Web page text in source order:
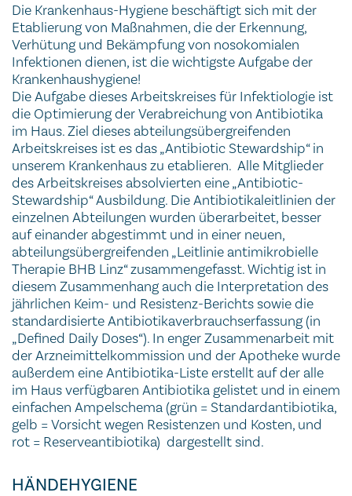
Die Krankenhaus-Hygiene beschäftigt sich mit der
Etablierung von Maßnahmen, die der Erkennung,
Verhütung und Bekämpfung von nosokomialen
Infektionen dienen, ist die wichtigste Aufgabe der
Krankenhaushygiene!
Die Aufgabe dieses Arbeitskreises für Infektiologie ist
die Optimierung der Verabreichung von Antibiotika
im Haus. Ziel dieses abteilungsübergreifenden
Arbeitskreises ist es das „Antibiotic Stewardship“ in
unserem Krankenhaus zu etablieren. Alle Mitglieder
des Arbeitskreises absolvierten eine „Antibiotic-
Stewardship“ Ausbildung. Die Antibiotikaleitlinien der
einzelnen Abteilungen wurden überarbeitet, besser
auf einander abgestimmt und in einer neuen,
abteilungsübergreifenden „Leitlinie antimikrobielle
Therapie BHB Linz“ zusammengefasst. Wichtig ist in
diesem Zusammenhang auch die Interpretation des
jährlichen Keim- und Resistenz-Berichts sowie die
standardisierte Antibiotikaverbrauchserfassung (in
„Defined Daily Doses“). In enger Zusammenarbeit mit
der Arzneimittelkommission und der Apotheke wurde
außerdem eine Antibiotika-Liste erstellt auf der alle
im Haus verfügbaren Antibiotika gelistet und in einem
einfachen Ampelschema (grün = Standardantibiotika,
gelb = Vorsicht wegen Resistenzen und Kosten, und
rot = Reserveantibiotika) dargestellt sind.
HÄNDEHYGIENE